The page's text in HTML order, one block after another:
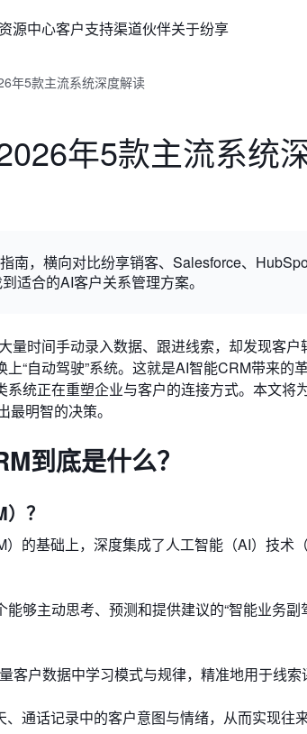
资源中心客户支持渠道伙伴关于纷享
年5款主流系统深度解读
年5款主流系统
南，横向对比纷享销客、Salesforce、
适合的AI客户关系管理方案。
量时间手动录入数据、跟进线索，却发现客
“自动驾驶”系统。这就是AI智能CRM带来的
统正在重塑企业与客户的连接方式。本文将
明智的决策。
到底是什么？
？
的基础上，深度集成了人工智能（AI）技术
够主动思考、预测和提供建议的“智能业务
客户数据中学习模式与规律，精准地用于线
、通话记录中的客户意图与情绪，从而实现往